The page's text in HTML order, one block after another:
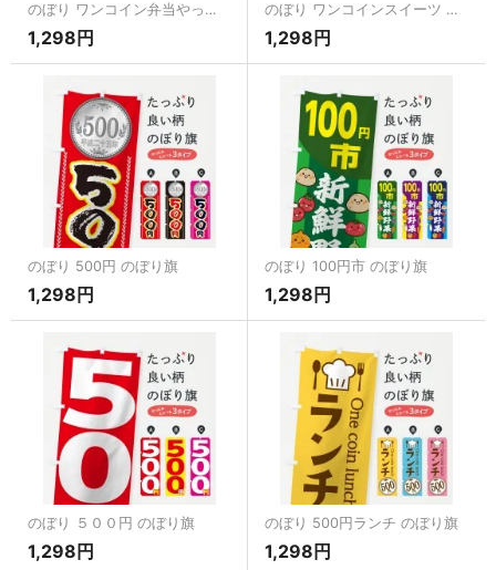
のぼり ワンコイン弁当やっています のぼり旗
1,298円
のぼり ワンコインスイーツ のぼり旗
1,298円
のぼり 500円 のぼり旗
1,298円
のぼり 100円市 のぼり旗
1,298円
のぼり ５００円 のぼり旗
1,298円
のぼり 500円ランチ のぼり旗
1,298円